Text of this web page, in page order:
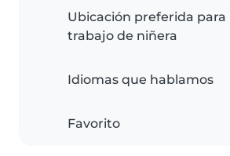
Ubicación preferida para
trabajo de niñera
Idiomas que hablamos
Favorito